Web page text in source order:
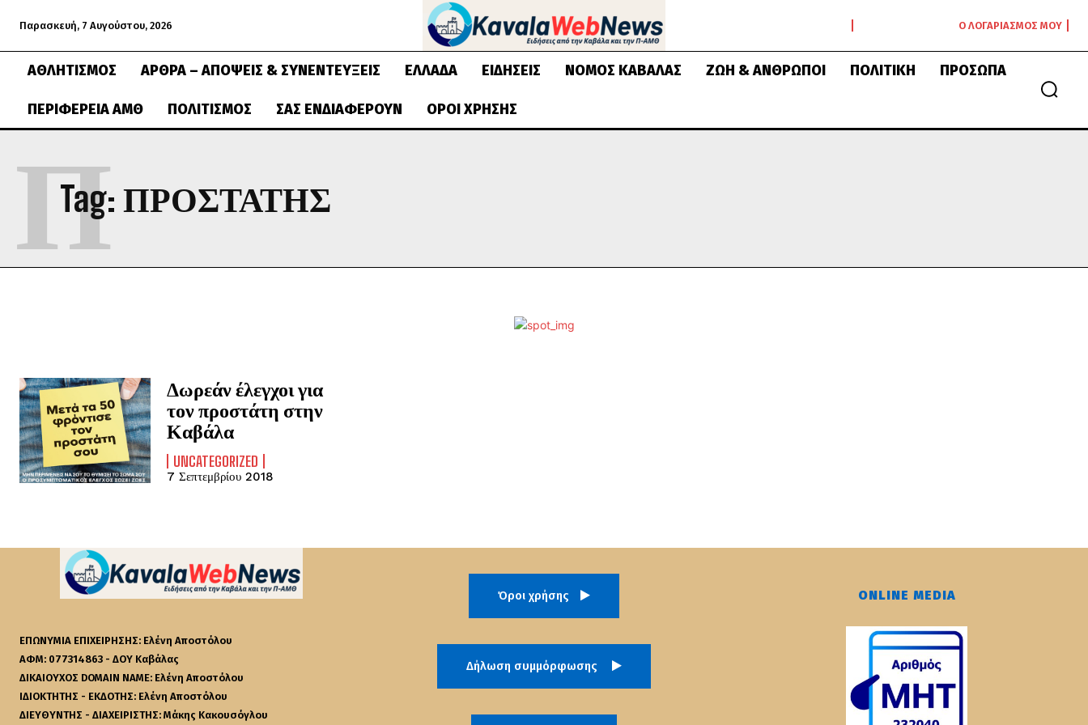
Παρασκευή, 7 Αυγούστου, 2026 Ο ΛΟΓΑΡΙΑΣΜΌΣ ΜΟΥ
ΑΘΛΗΤΙΣΜΌΣ ΆΡΘΡΑ – ΑΠΌΨΕΙΣ & ΣΥΝΕΝΤΕΎΞΕΙΣ ΕΛΛΆΔΑ ΕΙΔΉΣΕΙΣ ΝΟΜΌΣ ΚΑΒΆΛΑΣ ΖΩΉ & ΆΝΘΡΩΠΟΙ ΠΟΛΙΤΙΚΉ ΠΡΌΣΩΠΑ
ΠΕΡΙΦΈΡΕΙΑ ΑΜΘ ΠΟΛΙΤΙΣΜΌΣ ΣΑΣ ΕΝΔΙΑΦΈΡΟΥΝ ΌΡΟΙ ΧΡΉΣΗΣ
Tag: ΠΡΟΣΤΑΤΗΣ
Π
Δωρεάν έλεγχοι για
τον προστάτη στην
Καβάλα
UNCATEGORIZED
7 Σεπτεμβρίου 2018
ΕΠΩΝΥΜΙΑ ΕΠΙΧΕΙΡΗΣΗΣ: Ελένη Αποστόλου
ΑΦΜ: 077314863 - ΔΟΥ Καβάλας
ΔΙΚΑΙΟΥΧΟΣ DOMAIN NAME: Ελένη Αποστόλου
ΙΔΙΟΚΤΗΤΗΣ - ΕΚΔΟΤΗΣ: Ελένη Αποστόλου
ΔΙΕΥΘΥΝΤΗΣ - ΔΙΑΧΕΙΡΙΣΤΗΣ: Μάκης Κακουσόγλου
Όροι χρήσης
Δήλωση συμμόρφωσης
ONLINE MEDIA